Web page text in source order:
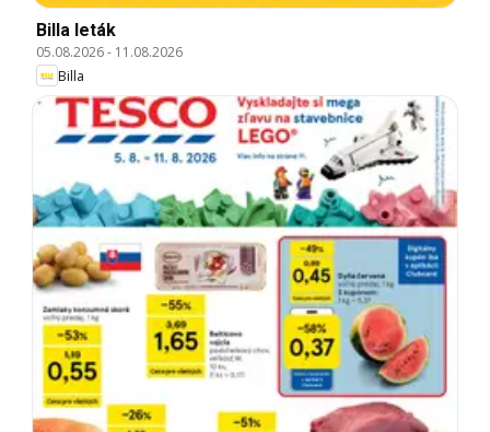
Billa leták
05.08.2026- 11.08.2026
Billa